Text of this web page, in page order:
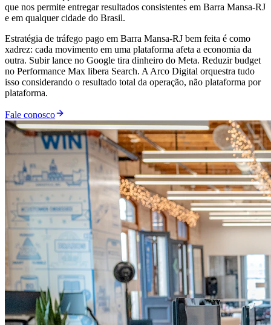
que nos permite entregar resultados consistentes em Barra Mansa-RJ
e em qualquer cidade do Brasil.
Estratégia de tráfego pago em Barra Mansa-RJ bem feita é como
xadrez: cada movimento em uma plataforma afeta a economia da
outra. Subir lance no Google tira dinheiro do Meta. Reduzir budget
no Performance Max libera Search. A Arco Digital orquestra tudo
isso considerando o resultado total da operação, não plataforma por
plataforma.
Fale conosco